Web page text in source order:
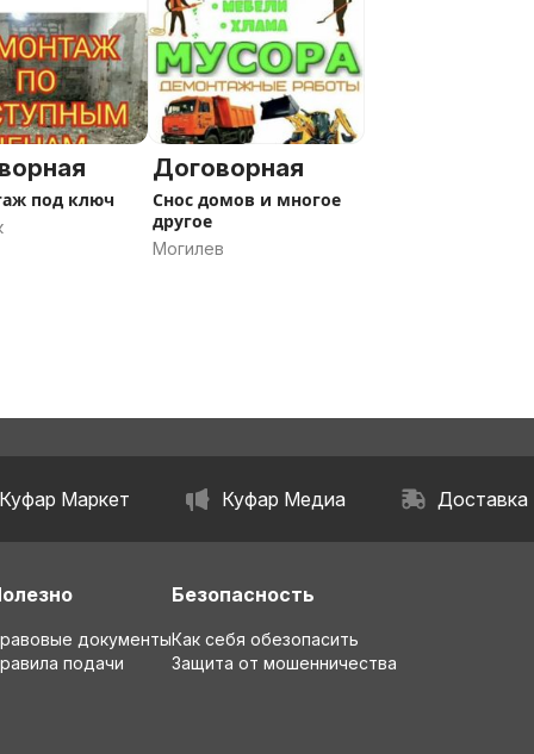
под ключ
Договорная
Снос домов и многое
другое
Могилев
Куфар Маркет Куфар Медиа Доставка
документы
подачи
Безопасность
Как себя обезопасить
Защита от мошенничества